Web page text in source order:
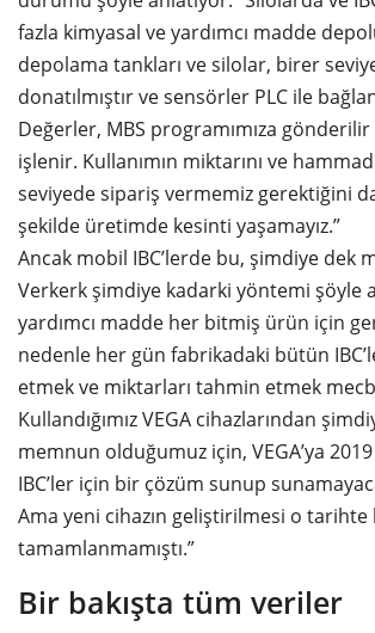
fazla kimyasal ve yardımcı madde
depolama tankları ve silolar, birer
donatılmıştır ve sensörler PLC ile
Değerler, MBS programımıza
işlenir. Kullanımın miktarını ve
seviyede sipariş vermemiz gerektiğini
şekilde üretimde kesinti yaşamayız.”
Ancak mobil IBC’lerde bu, şimdiye dek
Verkerk şimdiye kadarki yöntemi şöyle
yardımcı madde her bitmiş ürün için
nedenle her gün fabrikadaki bütün
etmek ve miktarları tahmin etmek
Kullandığımız VEGA cihazlarından
memnun olduğumuz için, VEGA’ya
IBC’ler için bir çözüm sunup
Ama yeni cihazın geliştirilmesi o tarihte
tamamlanmamıştı.”
Bir bakışta tüm veriler